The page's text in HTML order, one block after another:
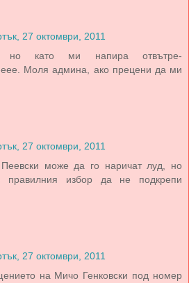
27 октомври, 2011
но като ми напира отвътре-
Моля админа, ако прецени да ми
27 октомври, 2011
може да го наричат луд, но
избор да не подкрепи
27 октомври, 2011
на Мичо Генковски под номер